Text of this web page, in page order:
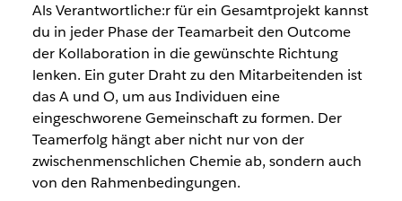
Als Verantwortliche:r für ein Gesamtprojekt kannst
du in jeder Phase der Teamarbeit den Outcome
der Kollaboration in die gewünschte Richtung
lenken. Ein guter Draht zu den Mitarbeitenden ist
das A und O, um aus Individuen eine
eingeschworene Gemeinschaft zu formen. Der
Teamerfolg hängt aber nicht nur von der
zwischenmenschlichen Chemie ab, sondern auch
von den Rahmenbedingungen.